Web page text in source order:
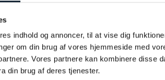
indhold og annoncer, til at vise dig
om din brug af vores hjemmeside med
Vores partnere kan kombinere disse
din brug af deres tjenester.